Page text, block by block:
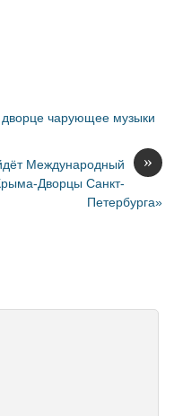
дворце чарующее музыки
»
Международный
Дворцы Санкт-
Петербурга»